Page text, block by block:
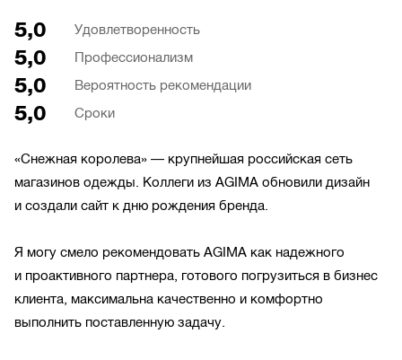
5,0 Удовлетворенность
5,0 Профессионализм
5,0 Вероятность рекомендации
5,0 Сроки
«Снежная королева» — крупнейшая российская сеть
магазинов одежды. Коллеги из AGIMA обновили дизайн
и создали сайт к дню рождения бренда.
Я могу смело рекомендовать AGIMA как надежного
и проактивного партнера, готового погрузиться в бизнес
клиента, максимальна качественно и комфортно
выполнить поставленную задачу.